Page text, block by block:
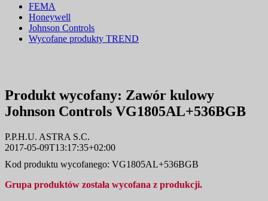
FEMA
Honeywell
Johnson Controls
Wycofane produkty TREND
Produkt wycofany: Zawór kulowy
Johnson Controls VG1805AL+536BGB
P.P.H.U. ASTRA S.C.
2017-05-09T13:17:35+02:00
Kod produktu wycofanego: VG1805AL+536BGB
Grupa produktów została wycofana z produkcji.